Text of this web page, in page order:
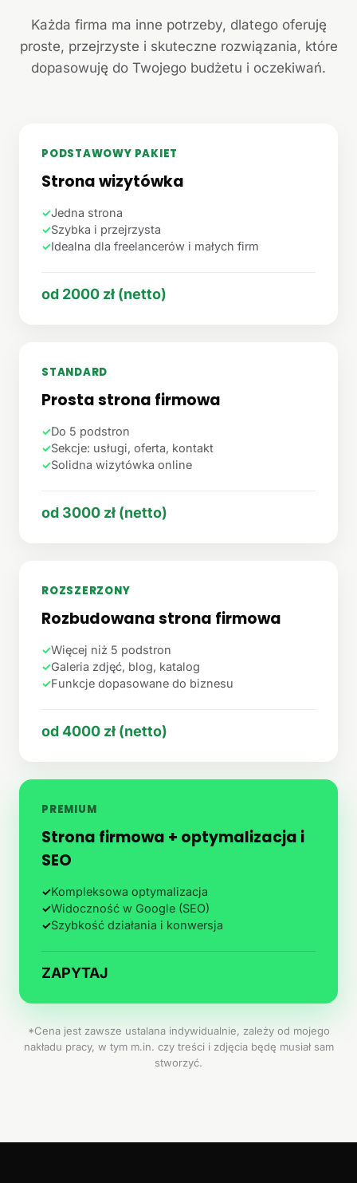
Każda firma ma inne potrzeby, dlatego oferuję
proste, przejrzyste i skuteczne rozwiązania, które
dopasowuję do Twojego budżetu i oczekiwań.
PODSTAWOWY PAKIET
Strona wizytówka
✓Jedna strona
✓Szybka i przejrzysta
✓Idealna dla freelancerów i małych firm
od 2000 zł (netto)
STANDARD
Prosta strona firmowa
✓Do 5 podstron
✓Sekcje: usługi, oferta, kontakt
✓Solidna wizytówka online
od 3000 zł (netto)
ROZSZERZONY
Rozbudowana strona firmowa
✓Więcej niż 5 podstron
✓Galeria zdjęć, blog, katalog
✓Funkcje dopasowane do biznesu
od 4000 zł (netto)
PREMIUM
Strona firmowa + optymalizacja i
SEO
✓Kompleksowa optymalizacja
✓Widoczność w Google (SEO)
✓Szybkość działania i konwersja
ZAPYTAJ
*Cena jest zawsze ustalana indywidualnie, zależy od mojego
nakładu pracy, w tym m.in. czy treści i zdjęcia będę musiał sam
stworzyć.